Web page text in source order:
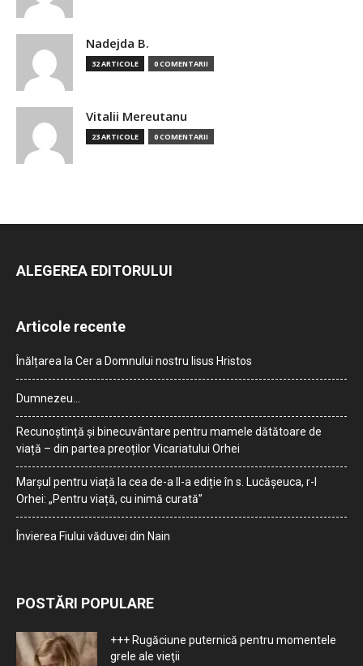
Nadejda B.
32 ARTICOLE 0 COMENTARII
Vitalii Mereutanu
23 ARTICOLE 0 COMENTARII
ALEGEREA EDITORULUI
Articole recente
Înălțarea la Cer a Domnului nostru Iisus Hristos
Dumnezeu…
Recunoștință și binecuvântare pentru mamele dătătoare de
viață – din partea preoților Vicariatului Orhei
Marșul pentru viață la cea de-a II-a ediție în s. Lucășeuca, r-l
Orhei: „Pentru viață, cu inimă curată”
Învierea Fiului văduvei din Nain
POSTĂRI POPULARE
+++ Rugăciune puternică pentru momentele
grele ale vieţii